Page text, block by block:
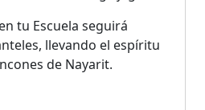
tu Escuela seguirá
llevando el espíritu
de Nayarit.